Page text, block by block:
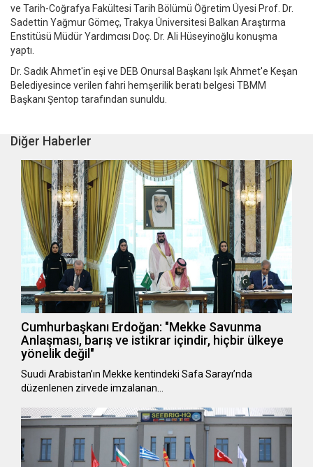
ve Tarih-Coğrafya Fakültesi Tarih Bölümü Öğretim Üyesi Prof. Dr.
Sadettin Yağmur Gömeç, Trakya Üniversitesi Balkan Araştırma
Enstitüsü Müdür Yardımcısı Doç. Dr. Ali Hüseyinoğlu konuşma
yaptı.
Dr. Sadık Ahmet'in eşi ve DEB Onursal Başkanı Işık Ahmet'e Keşan
Belediyesince verilen fahri hemşerilik beratı belgesi TBMM
Başkanı Şentop tarafından sunuldu.
Diğer Haberler
Cumhurbaşkanı Erdoğan: "Mekke Savunma
Anlaşması, barış ve istikrar içindir, hiçbir ülkeye
yönelik değil"
Suudi Arabistan’ın Mekke kentindeki Safa Sarayı’nda
düzenlenen zirvede imzalanan…